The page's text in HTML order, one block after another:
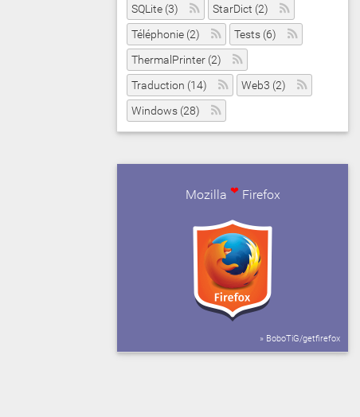
SQLite (3)
StarDict (2)
Téléphonie (2)
Tests (6)
ThermalPrinter (2)
Traduction (14)
Web3 (2)
Windows (28)
Mozilla ❤ Firefox
» BoboTiG/getfirefox